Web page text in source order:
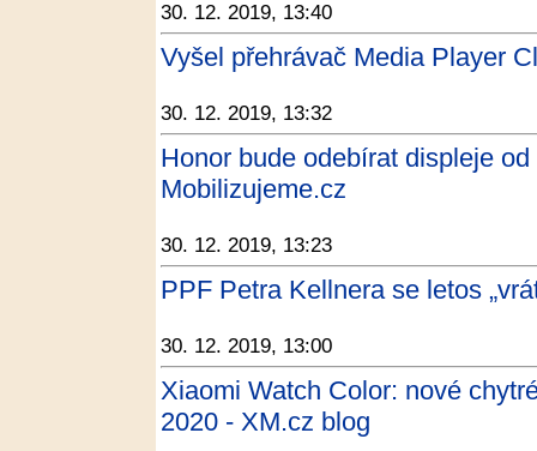
30. 12. 2019, 13:40
Vyšel přehrávač Media Player
30. 12. 2019, 13:32
Honor bude odebírat displeje
Mobilizujeme.cz
30. 12. 2019, 13:23
PPF Petra Kellnera se letos
30. 12. 2019, 13:00
Xiaomi Watch Color: nové
2020 - XM.cz blog